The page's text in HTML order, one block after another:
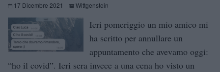
17 Dicembre 2021 Wittgenstein
Ieri pomeriggio un mio amico mi
ha scritto per annullare un
appuntamento che avevamo oggi:
“ho il covid”. Ieri sera invece a una cena ho visto un